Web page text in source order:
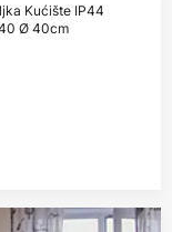
Kućište IP44
Ø 40cm